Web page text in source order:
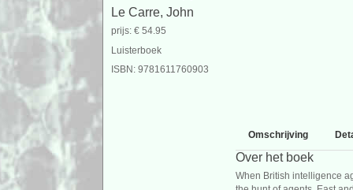
Le Carre, John
prijs: € 54.95
Luisterboek
ISBN: 9781611760903
Omschrijving
Over het boek
When British intelligence